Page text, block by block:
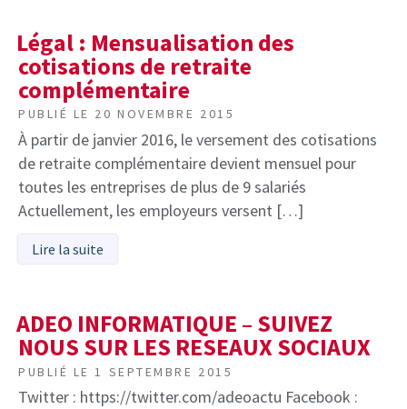
Légal : Mensualisation des
cotisations de retraite
complémentaire
PUBLIÉ LE 20 NOVEMBRE 2015
À partir de janvier 2016, le versement des cotisations
de retraite complémentaire devient mensuel pour
toutes les entreprises de plus de 9 salariés
Actuellement, les employeurs versent […]
Lire la suite
ADEO INFORMATIQUE – SUIVEZ
NOUS SUR LES RESEAUX SOCIAUX
PUBLIÉ LE 1 SEPTEMBRE 2015
Twitter : https://twitter.com/adeoactu Facebook :